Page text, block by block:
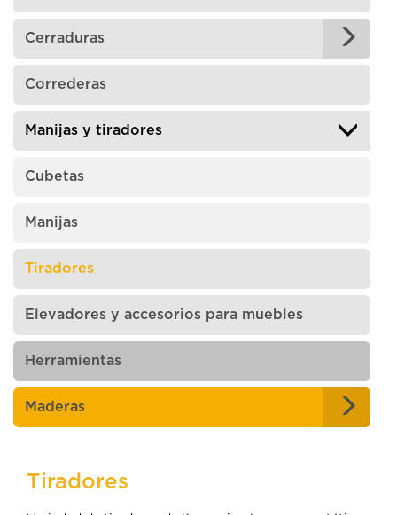
Cerraduras
Correderas
Manijas y tiradores
Cubetas
Manijas
Tiradores
Elevadores y accesorios para muebles
Herramientas
Maderas
Tiradores